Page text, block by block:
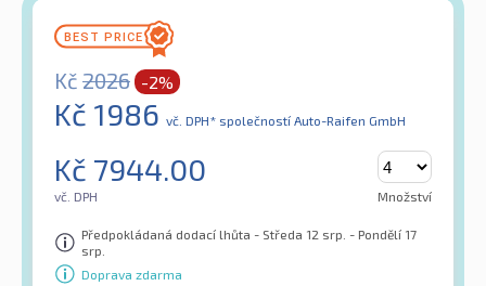
Kč 2026 -2%
Kč 1986 vč. DPH* společností Auto-Raifen GmbH
Kč 7944.00
vč. DPH Množství
Předpokládaná dodací lhůta - Středa 12 srp. - Pondělí 17
srp.
Doprava zdarma